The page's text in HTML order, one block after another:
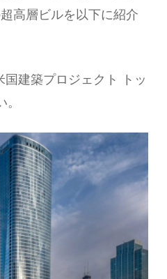
高層ビルを以下に紹介
建築プロジェクト トッ